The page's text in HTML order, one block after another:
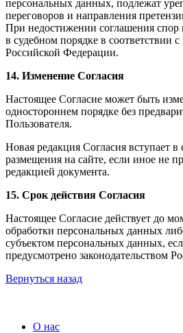
персональных данных, подлежат
переговоров и направления
При недостижении соглашения
в судебном порядке в соответствии с
Российской Федерации.
14. Изменение Согласия
Настоящее Согласие может быть
одностороннем порядке без
Пользователя.
Новая редакция Согласия вступает в
размещения на сайте, если иное не
редакцией документа.
15. Срок действия Согласия
Настоящее Согласие действует до
обработки персональных данных
субъектом персональных данных,
предусмотрено законодательством
Вернуться назад
О нас